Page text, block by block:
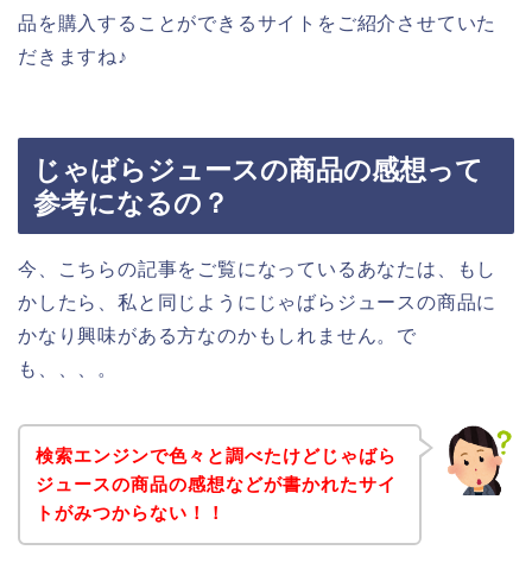
品を購入することができるサイトをご紹介させていた
だきますね♪
じゃばらジュースの商品の感想って
参考になるの？
今、こちらの記事をご覧になっているあなたは、もし
かしたら、私と同じようにじゃばらジュースの商品に
かなり興味がある方なのかもしれません。で
も、、、。
検索エンジンで色々と調べたけどじゃばら
ジュースの商品の感想などが書かれたサイ
トがみつからない！！